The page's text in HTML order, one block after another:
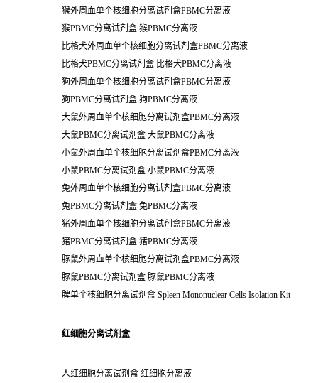
猴外周血单个核细胞分离试剂盒PBMC分离液
猴PBMC分离试剂盒 猴PBMC分离液
比格犬外周血单个核细胞分离试剂盒PBMC分离液
比格犬PBMC分离试剂盒 比格犬PBMC分离液
狗外周血单个核细胞分离试剂盒PBMC分离液
狗PBMC分离试剂盒 狗PBMC分离液
大鼠外周血单个核细胞分离试剂盒PBMC分离液
大鼠PBMC分离试剂盒 大鼠PBMC分离液
小鼠外周血单个核细胞分离试剂盒PBMC分离液
小鼠PBMC分离试剂盒 小鼠PBMC分离液
兔外周血单个核细胞分离试剂盒PBMC分离液
兔PBMC分离试剂盒 兔PBMC分离液
猪外周血单个核细胞分离试剂盒PBMC分离液
猪PBMC分离试剂盒 猪PBMC分离液
豚鼠外周血单个核细胞分离试剂盒PBMC分离液
豚鼠PBMC分离试剂盒 豚鼠PBMC分离液
脾单个核细胞分离试剂盒 Spleen Mononuclear Cells Isolation Kit
红细胞分离试剂盒
人红细胞分离试剂盒 红细胞分离液